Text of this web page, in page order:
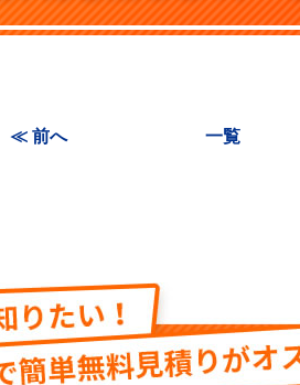
≪ 前へ 一覧